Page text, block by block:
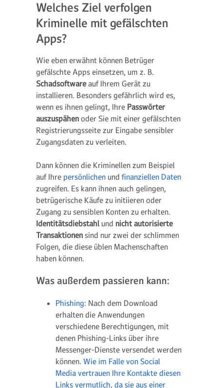
Welches Ziel verfolgen
Kriminelle mit gefälschten
Apps?
Wie eben erwähnt können Betrüger
gefälschte Apps einsetzen, um z. B.
Schadsoftware auf Ihrem Gerät zu
installieren. Besonders gefährlich wird es,
wenn es ihnen gelingt, Ihre Passwörter
auszuspähen oder Sie mit einer gefälschten
Registrierungsseite zur Eingabe sensibler
Zugangsdaten zu verleiten.
Dann können die Kriminellen zum Beispiel
auf Ihre persönlichen und finanziellen Daten
zugreifen. Es kann ihnen auch gelingen,
betrügerische Käufe zu initiieren oder
Zugang zu sensiblen Konten zu erhalten.
Identitätsdiebstahl und nicht autorisierte
Transaktionen sind nur zwei der schlimmen
Folgen, die diese üblen Machenschaften
haben können.
Was außerdem passieren kann:
Phishing: Nach dem Download
erhalten die Anwendungen
verschiedene Berechtigungen, mit
denen Phishing-Links über ihre
Messenger-Dienste versendet werden
können. Wie im Falle von Social
Media vertrauen Ihre Kontakte diesen
Links vermutlich, da sie aus einer